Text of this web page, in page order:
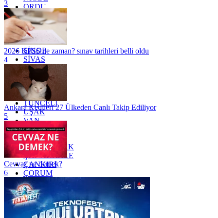
ORDU
OSMANİYE
RİZE
SAKARYA
SAMSUN
SİNOP
SİVAS
SİİRT
TEKİRDAĞ
TOKAT
TRABZON
TUNCELİ
UŞAK
VAN
YALOVA
YOZGAT
ZONGULDAK
ÇANAKKALE
ÇANKIRI
ÇORUM
İSTANBUL
İZMİR
ŞANLIURFA
ŞIRNAK
3
2026 KPSS ne zaman? sınav tarihleri belli oldu
4
Ankara Kedileri 27 Ülkeden Canlı Takip Ediliyor
5
Cevvaz ne demek?
6